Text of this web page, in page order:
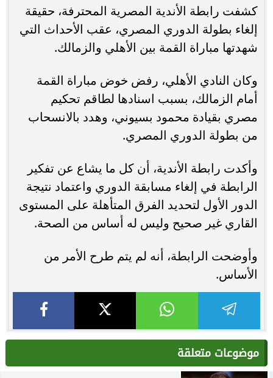
كشفت رابطة الأندية المصرية المحترفة، حقيقة
إلغاء بطولة الدوري المصري، عقب الأحداث التي
شهدتها مباراة القمة بين الأهلي والزمالك.
وكان النادي الأهلي، رفض خوض مباراة القمة
أمام الزمالك، بسبب اسنادها لطاقم تحكيم
مصري بقيادة محمود بسيوني، وهدد بالانسحاب
من بطولة الدوري المصري.
وأكدت رابطة الأندية، أن كل ما يشاع عن تفكير
الرابطة في إلغاء مسابقة الدوري واعتماد نتيجة
الدور الأول لتحديد الفرق المتأهلة على المستوى
القاري غير صحيح وليس له أساس من الصحة.
وأوضحت الرابطة، أنه لم يتم طرح الأمر من
الأساس.
موضوعات متعلقة